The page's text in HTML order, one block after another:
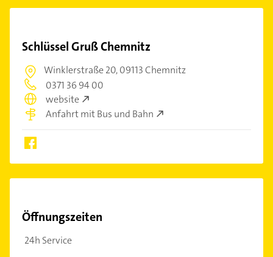
Schlüssel Gruß Chemnitz
Winklerstraße 20,09113 Chemnitz
0371 36 94 00
website
Anfahrt mit Bus und Bahn
Öffnungszeiten
24h Service